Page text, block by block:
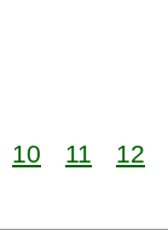
10 11 12